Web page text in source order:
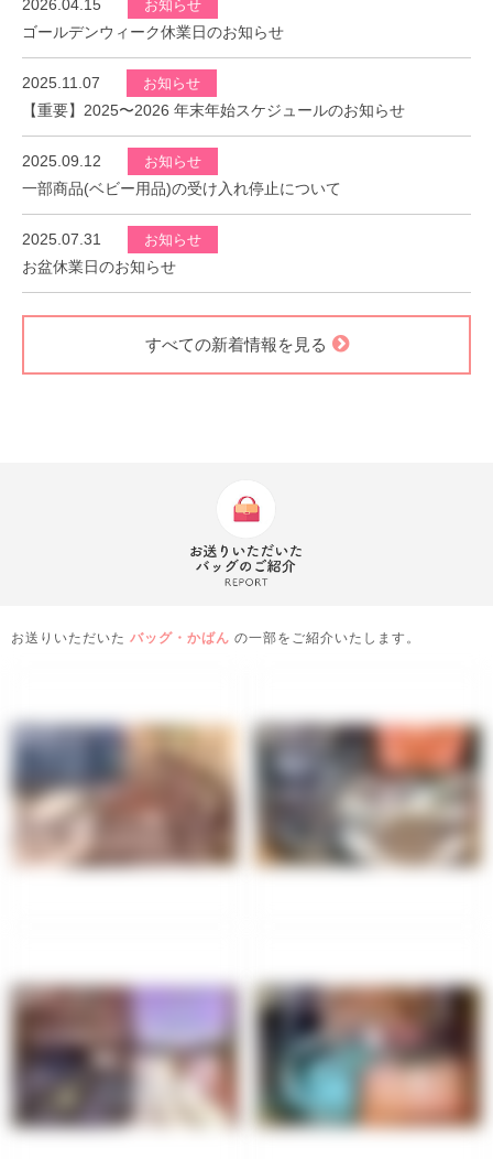
2026.04.15 お知らせ
ゴールデンウィーク休業日のお知らせ
2025.11.07 お知らせ
【重要】2025〜2026 年末年始スケジュールのお知らせ
2025.09.12 お知らせ
一部商品(ベビー用品)の受け入れ停止について
2025.07.31 お知らせ
お盆休業日のお知らせ
すべての新着情報を見る
お送りいただいた バッグ・かばん の一部をご紹介いたします。